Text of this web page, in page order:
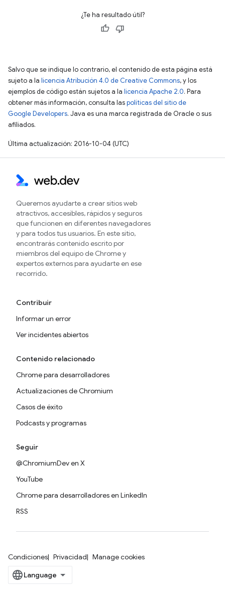
¿Te ha resultado útil?
Salvo que se indique lo contrario, el contenido de esta página está
sujeto a la licencia Atribución 4.0 de Creative Commons, y los
ejemplos de código están sujetos a la licencia Apache 2.0. Para
obtener más información, consulta laspolíticas del sitio de
Google Developers. Java es una marca registrada de Oracle o sus
afiliados.
Última actualización: 2016-10-04 (UTC)
Queremos ayudarte a crear sitios web
atractivos, accesibles, rápidos y seguros
que funcionen en diferentes navegadores
y para todos tus usuarios. En este sitio,
encontrarás contenido escrito por
miembros del equipo de Chrome y
expertos externos para ayudarte en ese
recorrido.
Contribuir
Informar un error
Ver incidentes abiertos
Contenido relacionado
Chrome para desarrolladores
Actualizaciones de Chromium
Casos de éxito
Podcasts y programas
Seguir
@ChromiumDev en X
YouTube
Chrome para desarrolladores en LinkedIn
RSS
Condiciones Privacidad Manage cookies